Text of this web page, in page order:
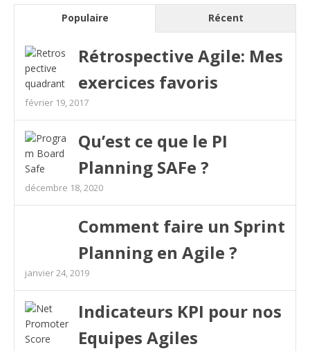
Populaire Récent
Rétrospective Agile: Mes
exercices favoris
février 19, 2017
Qu’est ce que le PI
Planning SAFe ?
décembre 18, 2020
Comment faire un Sprint
Planning en Agile ?
janvier 24, 2019
Indicateurs KPI pour nos
Equipes Agiles